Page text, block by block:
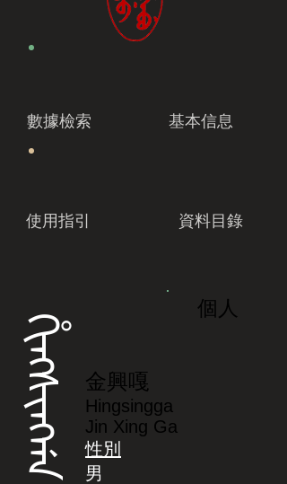
數據檢索 基本信息
使用指引 資料目錄
ᡥᡳᠩᠰᡳᠩᡤᠠ
個人
金興嘎
Hingsingga
Jin Xing Ga
性別
男